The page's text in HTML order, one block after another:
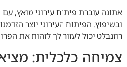
אתונה עוברת פיתוח עירוני מואץ,
ובשיפוץ. הפיתוח העירוני יוצר
רוזנבלט יכול לעזור לך לזהות את
צמיחה כלכלית: